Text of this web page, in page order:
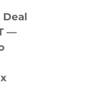
—